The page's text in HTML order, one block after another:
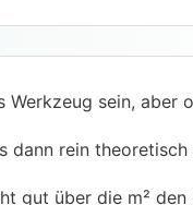
eine
Erfahrung nach" ist
sein, aber
dann rein
gut über die m²